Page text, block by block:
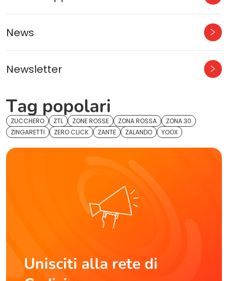
News
Newsletter
Tag popolari
ZUCCHERO ZTL ZONE ROSSE ZONA ROSSA
ZONA 30
ZINGARETTI
ZERO CLICK ZANTE ZALANDO YOOX
Unisciti alla rete di